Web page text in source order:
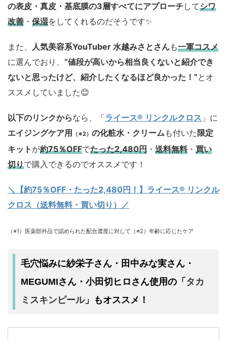
の表皮・真皮・基底膜の3層すべてにアプローチしてシワ
改善 ・ 保湿をしてくれるのだそうです✨
また、 人気美容系YouTuber 水越みさとさんも一軍コスメ
に選んでおり、 ”値段が高いから相当良くないと紹介でき
ないと思ったけど、紹介したくなるほど良かった！”とオ
ススメしていました😊
以下のリンクからなら、「ライース® リンクルクロス 」に
エイジングケア用 （※2） の化粧水・クリーム も付いた限定
キット が約75％OFFでたった2,480円 ・ 送料無料・ 買い
切りで購入できるのでオススメです！
＼【約75％OFF・たった2,480円！ 】ライース® リンクル
クロス（送料無料・買い切り）／
（※1）医薬部外品で認められた配合濃度に対して（※2）年齢に応じたケア
毛穴悩みに紗栄子さん・田中みな実さん・
MEGUMIさん・小田切ヒロさん使用の「 タカ
ミスキンピール」もオススメ！